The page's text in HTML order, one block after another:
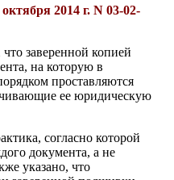
2014 г. N 03-02-
заверенной копией
на которую в
проставляются
ее юридическую
согласно которой
документа, а не
указано, что